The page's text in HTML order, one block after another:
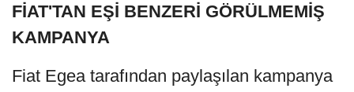
FİAT'TAN EŞİ BENZERİ GÖRÜLMEMİŞ
KAMPANYA
Fiat Egea tarafından paylaşılan kampanya